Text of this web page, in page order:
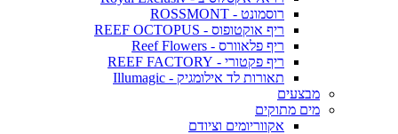
רוסמונט - ROSSMONT
ריף אוקטופוס - REEF OCTOPUS
ריף פלאוורס - Reef Flowers
ריף פקטורי - REEF FACTORY
תאורות לד אילומגיק - Illumagic
מבצעים
מים מתוקים
אקווריומים וציודם